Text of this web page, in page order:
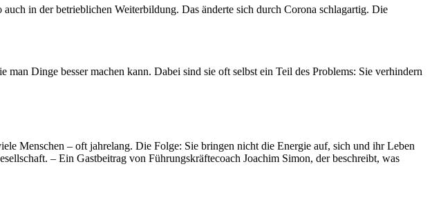
in der betrieblichen Weiterbildung. Das änderte sich durch Corona schlagartig. Die
Dinge besser machen kann. Dabei sind sie oft selbst ein Teil des Problems: Sie verhindern
Menschen – oft jahrelang. Die Folge: Sie bringen nicht die Energie auf, sich und ihr Leben
– Ein Gastbeitrag von Führungskräftecoach Joachim Simon, der beschreibt, was